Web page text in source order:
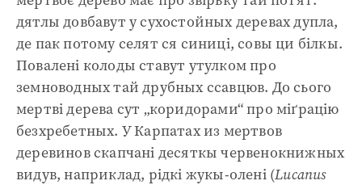
дятлы довбавут у сухостойных деревах дупла,
де пак потому селят ся синиці, совы ци білкы.
Повалені колоды ставут утулком про
земноводных тай друбных ссавцюв. До сього
мертві дерева сут „коридорами“ про міґрацію
безхребетных. У Карпатах из мертвов
деревинов скапчані десяткы червенокнижных
видув, наприклад, рідкі жукы-олені (Lucanus